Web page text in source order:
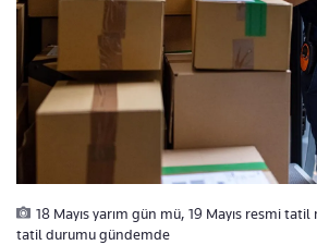
18 Mayıs yarım gün mü, 19 Mayıs resmi tatil
tatil durumu gündemde